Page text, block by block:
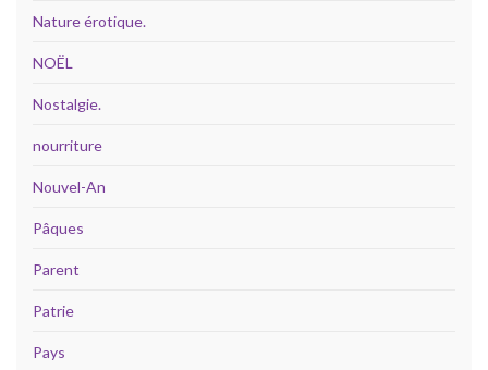
Nature érotique.
NOËL
Nostalgie.
nourriture
Nouvel-An
Pâques
Parent
Patrie
Pays